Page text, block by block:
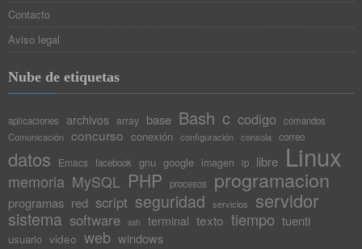
Contacto
Aviso legal
Nube de etiquetas
aplicaciones archivos array base Bash c codigo
comandos
Comunicación concurso conexión configuración consola correo
datos Emacs facebook gnu google imagen ip libre Linux
memoria MySQL PHP procesos programacion
programas red script seguridad servicios servidor
sistema software ssh terminal texto tiempo tuenti
usuario video web windows